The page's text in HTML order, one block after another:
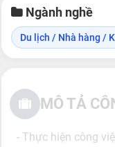
Ngành nghề
Du lịch / Nhà hàng /
MÔ TẢ
- Thực hiện công